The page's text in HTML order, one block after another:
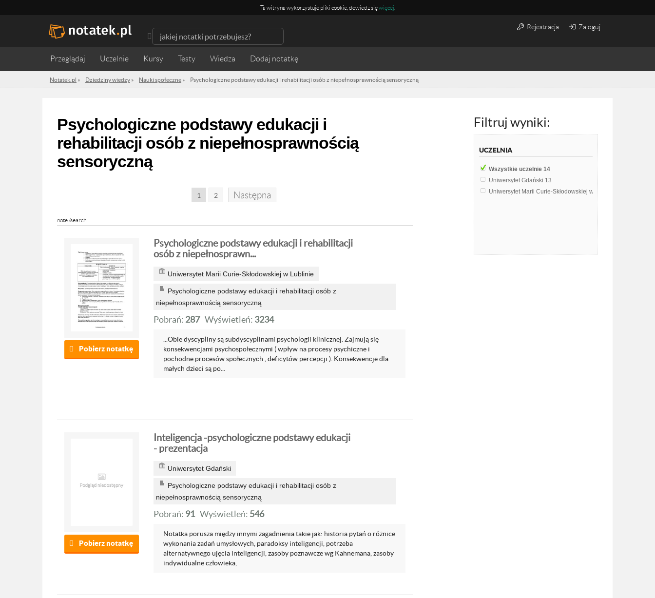
Ta witryna wykorzystuje pliki cookie, dowiedz sięwięcej
Rejestracja Zaloguj
Przeglądaj Uczelnie Kursy Testy Wiedza
Notatek.pl » Dziedziny wiedzy » Nauki społeczne » Psychologiczne podstawy edukacji i rehabilitacji osób z niepełnosprawnością sensoryczną
Psychologiczne podstawy edukacji i
rehabilitacji osób z niepełnosprawnością
sensoryczną
1 2 Następna
note /search
Pobierz notatkę
Psychologiczne podstawy edukacji i rehabilitacji
osób z niepełnosprawn...
Uniwersytet Marii Curie-Skłodowskiej w Lublinie
Psychologiczne podstawy edukacji i rehabilitacji osób z
niepełnosprawnością sensoryczną
Pobrań: 287 Wyświetleń: 3234
...Obie dyscypliny są subdyscyplinami psychologii klinicznej. Zajmują się
konsekwencjami psychospołecznymi ( wpływ na procesy psychiczne i
pochodne procesów społecznych , deficytów percepcji ). Konsekwencje dla
małych dzieci są po...
Pobierz notatkę
Inteligencja -psychologiczne podstawy edukacji
- prezentacja
Uniwersytet Gdański
Psychologiczne podstawy edukacji i rehabilitacji osób z
niepełnosprawnością sensoryczną
Pobrań: 91 Wyświetleń: 546
Notatka porusza między innymi zagadnienia takie jak: historia pytań o różnice
wykonania zadań umysłowych, paradoksy inteligencji, potrzeba
alternatywnego ujęcia inteligencji, zasoby poznawcze wg Kahnemana, zasoby
indywidualne człowieka,
Filtruj wyniki:
UCZELNIA
Wszystkie uczelnie 14
Uniwersytet Gdański 13
Uniwersytet Marii Curie-Skłodowskiej w Lublinie